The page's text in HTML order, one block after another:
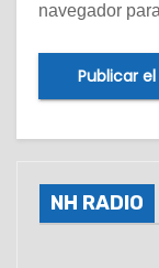
navegador
NH RADIO